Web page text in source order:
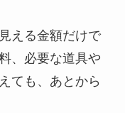
える金額だけで
、必要な道具や
ても、あとから